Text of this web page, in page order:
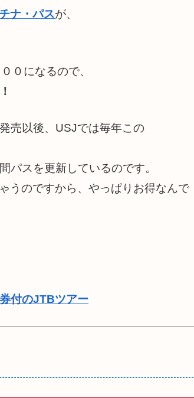
ナ・パスが、
０になるので、
売以後、USJでは毎年この
パスを更新しているのです。
うのですから、やっぱりお得なんで
付のJTBツアー